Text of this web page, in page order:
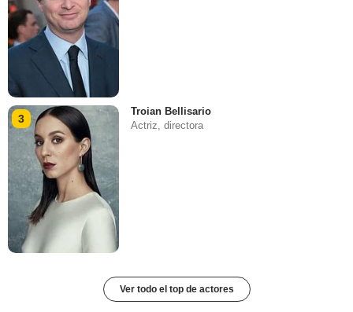
3
Troian Bellisario
Actriz, directora
Ver todo el top de actores